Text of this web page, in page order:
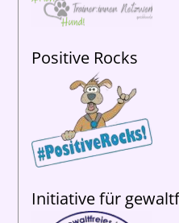
Positive Rocks
Initiative für